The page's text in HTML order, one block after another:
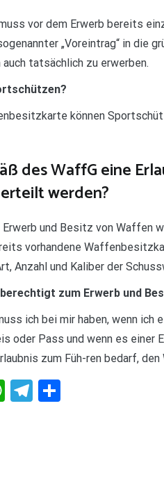
vor dem Erwerb bereits
„Voreintrag“ in die
tatsächlich zu erwerben.
können
des WaffG eine
werden?
Erwerb und Besitz von Waffen
vorhandene
Anzahl und Kaliber der
zum Erwerb und
ich bei mir haben, wenn
oder Pass und wenn es
zum Füh-ren bedarf,
WhatsApp
Telegram